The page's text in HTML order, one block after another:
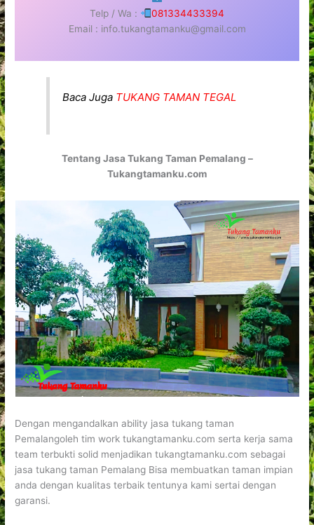
Telp / Wa :
081334433394
Email : info.tukangtamanku@gmail.com
Baca Juga TUKANG TAMAN TEGAL
Tentang Jasa Tukang Taman Pemalang –
Tukangtamanku.com
Dengan mengandalkan ability jasa tukang taman
Pemalangoleh tim work tukangtamanku.com serta kerja sama
team terbukti solid menjadikan tukangtamanku.com sebagai
jasa tukang taman Pemalang Bisa membuatkan taman impian
anda dengan kualitas terbaik tentunya kami sertai dengan
garansi.